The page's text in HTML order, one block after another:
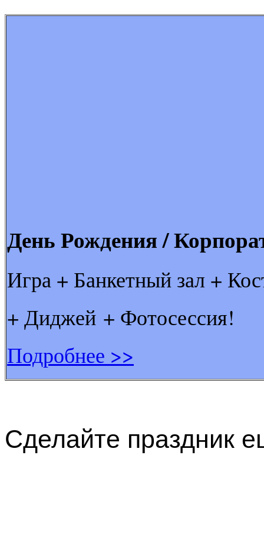
День Рождения /
Игра + Банкетный зал +
+ Диджей + Фотосессия!
Подробнее >>
Сделайте праздник